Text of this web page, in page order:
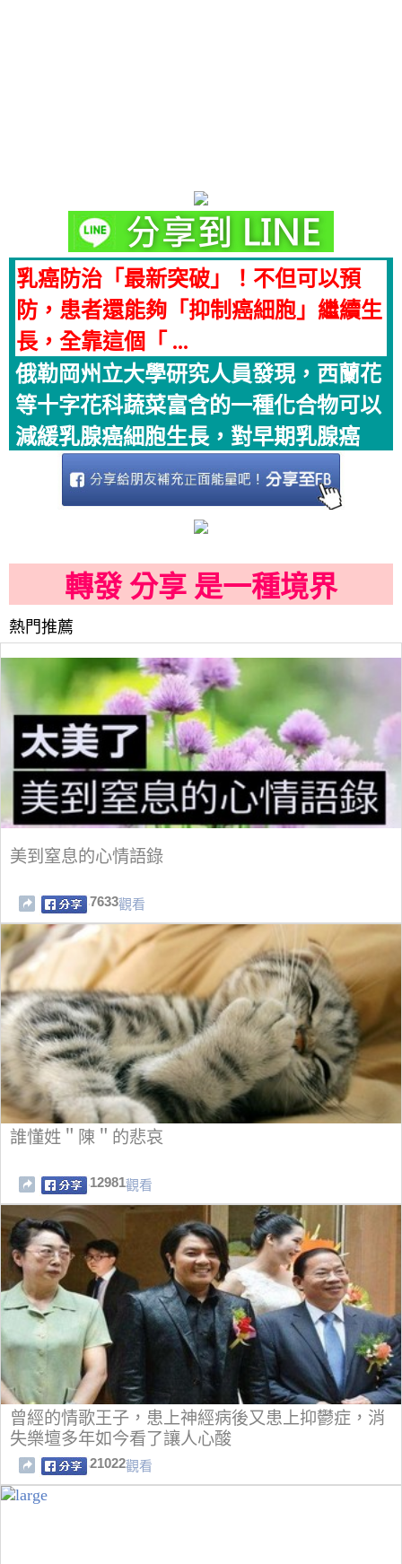
乳癌防治「最新突破」！不但可以預
防，患者還能夠「抑制癌細胞」繼續生
長，全靠這個「 ...
俄勒岡州立大學研究人員發現，西蘭花
等十字花科蔬菜富含的一種化合物可以
減緩乳腺癌細胞生長，對早期乳腺癌
轉發 分享 是一種境界
熱門推薦
美到窒息的心情語錄
7633觀看
誰懂姓＂陳＂的悲哀
12981觀看
曾經的情歌王子，患上神經病後又患上抑鬱症，消
失樂壇多年如今看了讓人心酸
21022觀看